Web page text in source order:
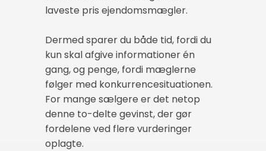
laveste pris ejendomsmægler.
Dermed sparer du både tid, fordi du
kun skal afgive informationer én
gang, og penge, fordi mæglerne
følger med konkurrencesituationen.
For mange sælgere er det netop
denne to-delte gevinst, der gør
fordelene ved flere vurderinger
oplagte.